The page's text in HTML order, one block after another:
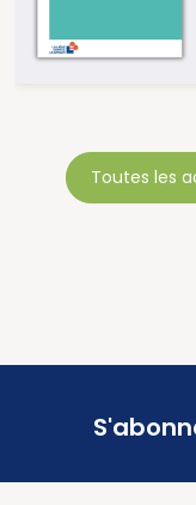
16/07/2026
Toutes les